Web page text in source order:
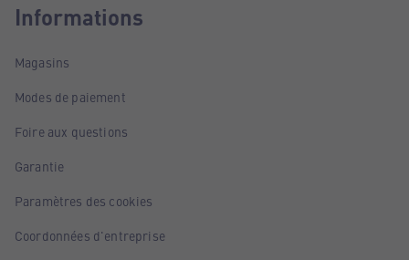
Informations
Magasins
Modes de paiement
Foire aux questions
Garantie
Paramètres des cookies
Coordonnées d'entreprise